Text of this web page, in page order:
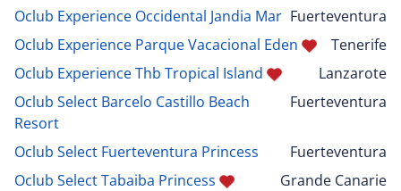
Oclub Experience Occidental Jandia Mar Fuerteventura
Oclub Experience Parque Vacacional Eden
Tenerife
Oclub Experience Thb Tropical Island
Lanzarote
Oclub Select Barcelo Castillo Beach
Resort
Fuerteventura
Oclub Select Fuerteventura Princess
Fuerteventura
Oclub Select Tabaiba Princess
Grande Canarie